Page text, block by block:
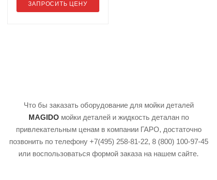
ЗАПРОСИТЬ ЦЕНУ
Что бы заказать оборудование для мойки деталей
MAGIDO мойки деталей и жидкость деталан по
привлекательным ценам в компании ГАРО, достаточно
позвонить по телефону +7(495) 258-81-22, 8 (800) 100-97-45
или воспользоваться формой заказа на нашем сайте.